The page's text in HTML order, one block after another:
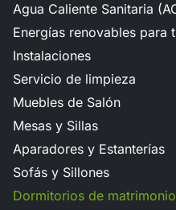
Agua Caliente Sanitaria
Energías renovables para
Instalaciones
Servicio de limpieza
Muebles de Salón
Mesas y Sillas
Aparadores y Estanterías
Sofás y Sillones
Dormitorios de matrimonio